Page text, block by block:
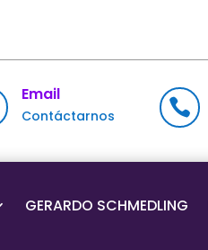
Email
Contáctarnos 
GERARDO SCHMEDLING